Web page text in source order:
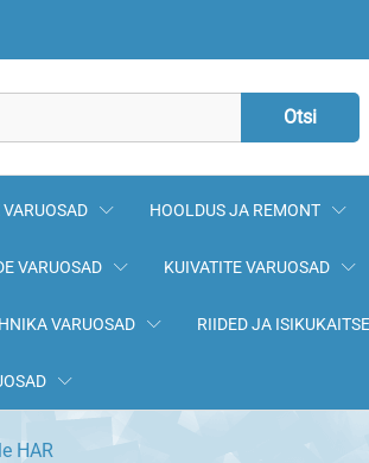
Otsi
HOOLDUS JA REMONT
VARUOSAD KUIVATITE VARUOSAD
VARUOSAD RIIDED JA
HAR